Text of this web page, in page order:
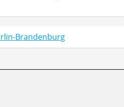
Brandenburg